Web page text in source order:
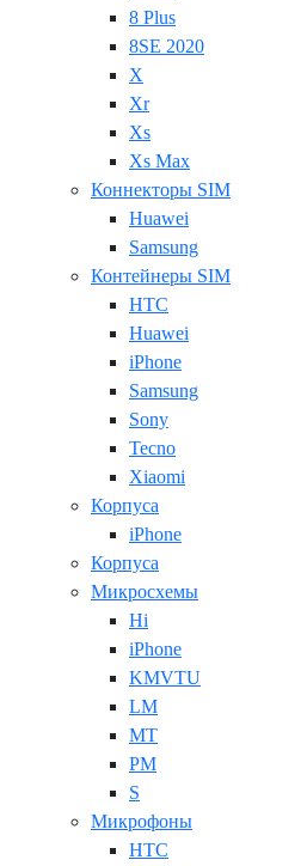
8 Plus
8SE 2020
X
Xr
Xs
Xs Max
Коннекторы SIM
Huawei
Samsung
Контейнеры SIM
HTC
Huawei
iPhone
Samsung
Sony
Tecno
Xiaomi
Корпуса
iPhone
Корпуса
Микросхемы
Hi
iPhone
KMVTU
LM
MT
PM
S
Микрофоны
HTC